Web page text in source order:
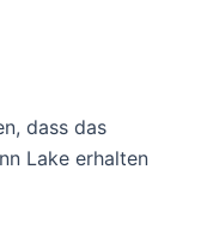
dass das
Lake erhalten